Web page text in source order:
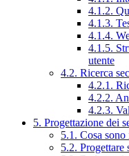
4.1.2.
4.1.3.
4.1.4.
4.1.5.
utente
4.2. Ricerca
4.2.1.
4.2.2.
4.2.3.
5. Progettazione dei
5.1. Cosa
5.2.